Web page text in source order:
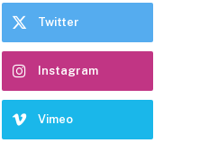
Twitter
Instagram
Vimeo